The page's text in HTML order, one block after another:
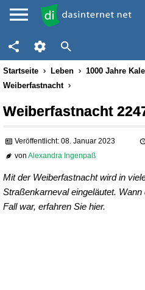
Startseite Leben 1000 Jahre
Weiberfastnacht
Weiberfastnacht
Veröffentlicht: 08. Januar 2023
vonAlexandra Ingenpaß
Mit der Weiberfastnacht wird in
Straßenkarneval eingeläutet.
Fall war, erfahren Sie hier.